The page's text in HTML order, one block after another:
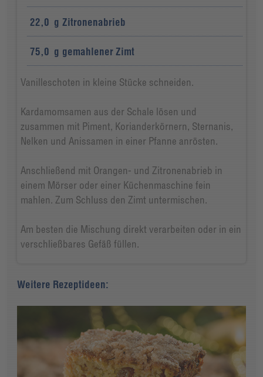
22,0 g Zitronenabrieb
75,0 g gemahlener Zimt
Vanilleschoten in kleine Stücke schneiden.
Kardamomsamen aus der Schale lösen und
zusammen mit Piment, Korianderkörnern, Sternanis,
Nelken und Anissamen in einer Pfanne anrösten.
Anschließend mit Orangen- und Zitronenabrieb in
einem Mörser oder einer Küchenmaschine fein
mahlen. Zum Schluss den Zimt untermischen.
Am besten die Mischung direkt verarbeiten oder in ein
verschließbares Gefäß füllen.
Weitere Rezeptideen: